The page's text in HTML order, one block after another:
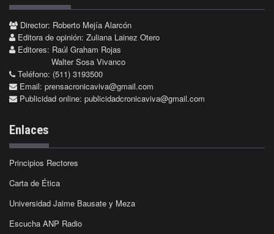
Director: Roberto Mejía Alarcón
Editora de opinión: Zuliana Lainez Otero
Editores: Raúl Graham Rojas
Walter Sosa Vivanco
Teléfono: (511) 3193500
Email: prensacronicaviva@gmail.com
Publicidad online: publicidadcronicaviva@gmail.com
Enlaces
Principios Rectores
Carta de Ética
Universidad Jaime Bausate y Meza
Escucha ANP Radio